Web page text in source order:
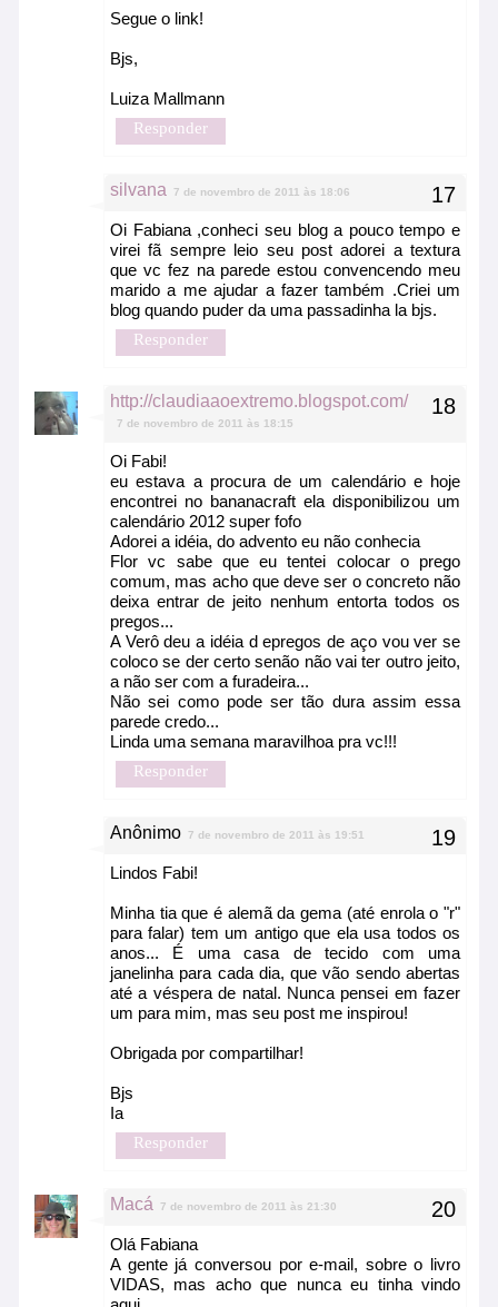
Segue o link!
Bjs,
Luiza Mallmann
Responder
silvana 7 de novembro de 2011 às 18:06
Oi Fabiana ,conheci seu blog a pouco tempo e
virei fã sempre leio seu post adorei a textura
que vc fez na parede estou convencendo meu
marido a me ajudar a fazer também .Criei um
blog quando puder da uma passadinha la bjs.
Responder
http://claudiaaoextremo.blogspot.com/
7 de novembro de 2011 às 18:15
Oi Fabi!
eu estava a procura de um calendário e hoje
encontrei no bananacraft ela disponibilizou um
calendário 2012 super fofo
Adorei a idéia, do advento eu não conhecia
Flor vc sabe que eu tentei colocar o prego
comum, mas acho que deve ser o concreto não
deixa entrar de jeito nenhum entorta todos os
pregos...
A Verô deu a idéia d epregos de aço vou ver se
coloco se der certo senão não vai ter outro jeito,
a não ser com a furadeira...
Não sei como pode ser tão dura assim essa
parede credo...
Linda uma semana maravilhoa pra vc!!!
Responder
Anônimo 7 de novembro de 2011 às 19:51
Lindos Fabi!
Minha tia que é alemã da gema (até enrola o "r"
para falar) tem um antigo que ela usa todos os
anos... É uma casa de tecido com uma
janelinha para cada dia, que vão sendo abertas
até a véspera de natal. Nunca pensei em fazer
um para mim, mas seu post me inspirou!
Obrigada por compartilhar!
Bjs
Ia
Responder
Macá 7 de novembro de 2011 às 21:30
Olá Fabiana
A gente já conversou por e-mail, sobre o livro
VIDAS, mas acho que nunca eu tinha vindo